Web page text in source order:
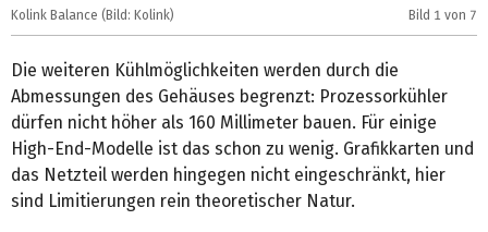
Kolink Balance (Bild: Kolink) Bild 1 von 7
Die weiteren Kühlmöglichkeiten werden durch die
Abmessungen des Gehäuses begrenzt: Prozessorkühler
dürfen nicht höher als 160 Millimeter bauen. Für einige
High-End-Modelle ist das schon zu wenig. Grafikkarten und
das Netzteil werden hingegen nicht eingeschränkt, hier
sind Limitierungen rein theoretischer Natur.